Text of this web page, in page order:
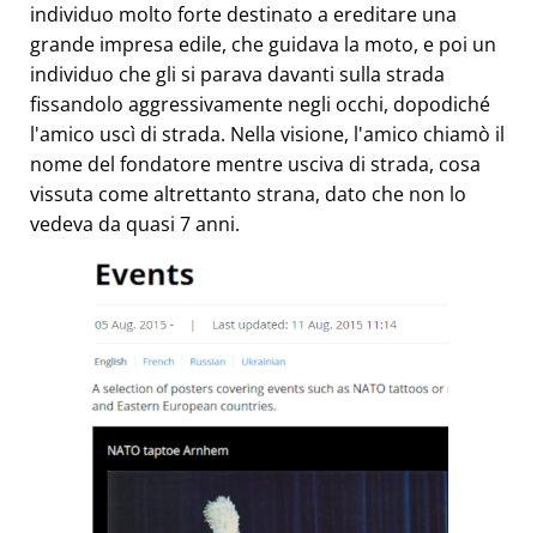
individuo molto forte destinato a ereditare una
grande impresa edile, che guidava la moto, e poi un
individuo che gli si parava davanti sulla strada
fissandolo aggressivamente negli occhi, dopodiché
l'amico uscì di strada. Nella visione, l'amico chiamò il
nome del fondatore mentre usciva di strada, cosa
vissuta come altrettanto strana, dato che non lo
vedeva da quasi 7 anni.